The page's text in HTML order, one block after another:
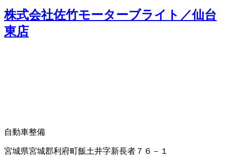
株式会社佐竹モーターブライト／仙台
東店
自動車整備
宮城県宮城郡利府町飯土井字新長者７６－１